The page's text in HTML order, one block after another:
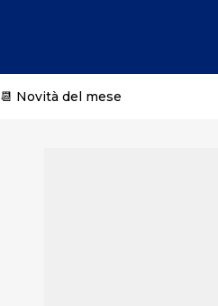
📆 Novità del mese